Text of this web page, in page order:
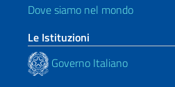
Dove siamo nel mondo
Le Istituzioni
Governo Italiano